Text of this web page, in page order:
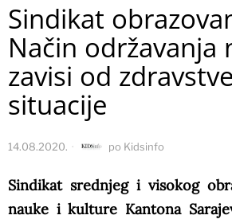
Sindikat
Način održavanja
zavisi od
situacije
14.08.2020. po Kidsinfo
Sindikat srednjeg i visokog
nauke i kulture Kantona